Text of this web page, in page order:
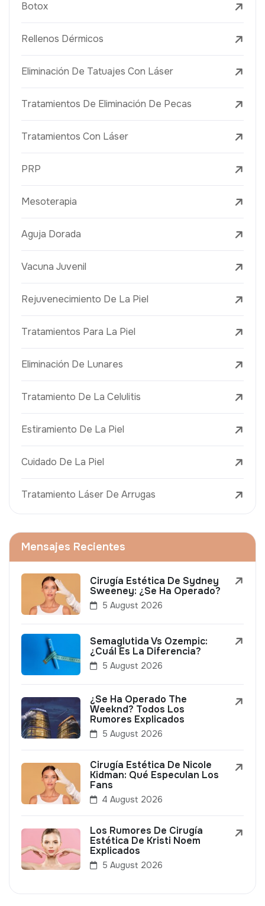
Botox
Rellenos Dérmicos
Eliminación De Tatuajes Con Láser
Tratamientos De Eliminación De Pecas
Tratamientos Con Láser
PRP
Mesoterapia
Aguja Dorada
Vacuna Juvenil
Rejuvenecimiento De La Piel
Tratamientos Para La Piel
Eliminación De Lunares
Tratamiento De La Celulitis
Estiramiento De La Piel
Cuidado De La Piel
Tratamiento Láser De Arrugas
Mensajes Recientes
Cirugía Estética De Sydney
Sweeney: ¿Se Ha Operado?
5 August 2026
Semaglutida Vs Ozempic:
¿Cuál Es La Diferencia?
5 August 2026
¿Se Ha Operado The
Weeknd? Todos Los
Rumores Explicados
5 August 2026
Cirugía Estética De Nicole
Kidman: Qué Especulan Los
Fans
4 August 2026
Los Rumores De Cirugía
Estética De Kristi Noem
Explicados
5 August 2026